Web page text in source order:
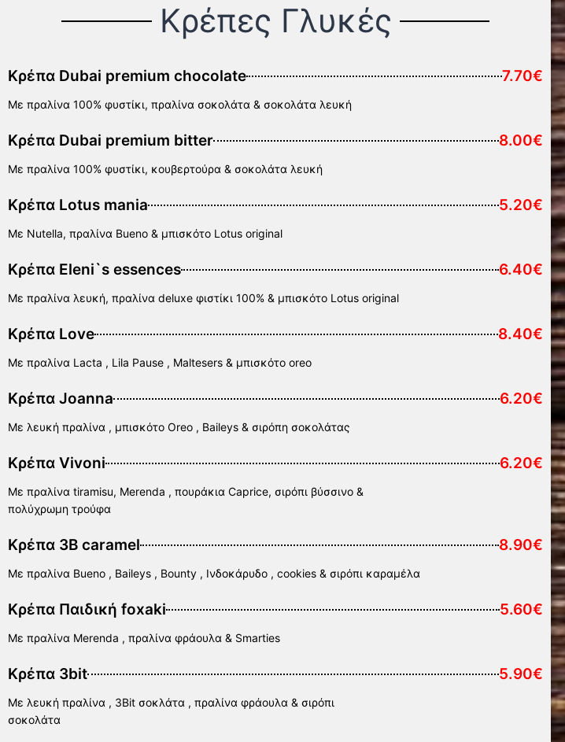
Κρέπες Γλυκές
Κρέπα Dubai premium chocolate 7.70€
Με πραλίνα 100% φυστίκι, πραλίνα σοκολάτα & σοκολάτα λευκή
Κρέπα Dubai premium bitter 8.00€
Με πραλίνα 100% φυστίκι, κουβερτούρα & σοκολάτα λευκή
Κρέπα Lotus mania 5.20€
Με Nutella, πραλίνα Bueno & μπισκότο Lotus original
Kρέπα Eleni`s essences 6.40€
Με πραλίνα λευκή, πραλίνα deluxe φιστίκι 100% & μπισκότο Lotus οriginal
Κρέπα Love 8.40€
Με πραλίνα Lacta , Lila Pause , Maltesers & μπισκότο oreo
Κρέπα Joanna 6.20€
Με λευκή πραλίνα , μπισκότο Oreo , Baileys & σιρόπη σοκολάτας
Κρέπα Vivoni 6.20€
Με πραλίνα tiramisu, Merenda , πουράκια Caprice, σιρόπι βύσσινο &
πολύχρωμη τρούφα
Κρέπα 3B caramel 8.90€
Με πραλίνα Bueno , Baileys , Bounty , Ινδοκάρυδο , cookies & σιρόπι καραμέλα
Κρέπα Παιδική foxaki 5.60€
Με πραλίνα Merenda , πραλίνα φράουλα & Smarties
Κρέπα 3bit 5.90€
Με λευκή πραλίνα , 3Bit σοκλάτα , πραλίνα φράουλα & σιρόπι
σοκολάτα